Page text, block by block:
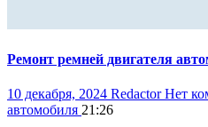
Ремонт ремней двигателя
10 декабря, 2024 RedactorНет
автомобиля 21:26